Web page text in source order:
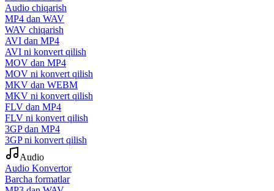
Audio chiqarish
MP4 dan WAV
WAV chiqarish
AVI dan MP4
AVI ni konvert qilish
MOV dan MP4
MOV ni konvert qilish
MKV dan WEBM
MKV ni konvert qilish
FLV dan MP4
FLV ni konvert qilish
3GP dan MP4
3GP ni konvert qilish
Audio
Audio Konvertor
Barcha formatlar